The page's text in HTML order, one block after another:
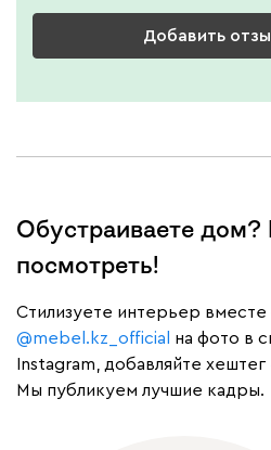
Добавить
Обустраиваете
посмотреть!
Cтилизуете интерьер
@mebel.kz_official
на фото в
Instagram, добавляйте хештег
Мы публикуем лучшие кадры.